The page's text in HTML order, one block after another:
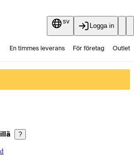
sv
Logga in
En timmes leverans För företag Outlet
?